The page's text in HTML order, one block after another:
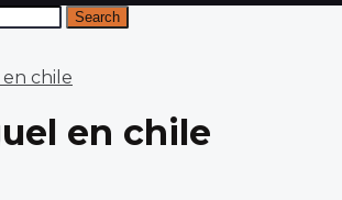
Search
en chile
en chile